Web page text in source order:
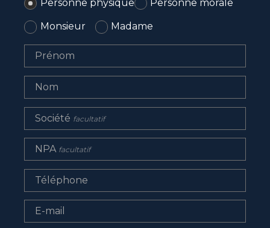
Personne physique Personne morale
Monsieur Madame
Prénom
Nom
Société facultatif
NPA facultatif
Téléphone
E-mail